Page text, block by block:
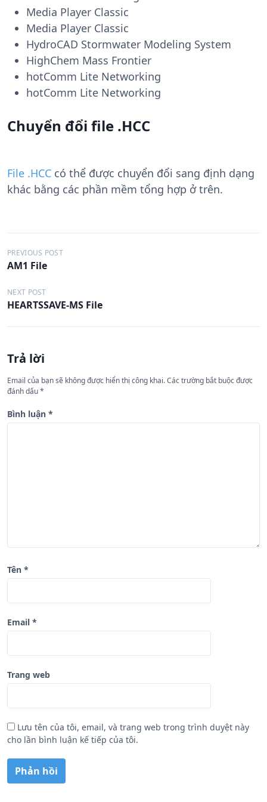
Media Player Classic
Media Player Classic
HydroCAD Stormwater Modeling System
HighChem Mass Frontier
hotComm Lite Networking
hotComm Lite Networking
Chuyển đổi file .HCC
File .HCC có thể được chuyển đổi sang định dạng
khác bằng các phần mềm tổng hợp ở trên.
Đ
i
ề
u
h
ớ
n
g
b
PREVIOUS POST
AM1 File
NEXT POST
HEARTSSAVE-MS File
Trả lời
Email của bạn sẽ không được hiển thị công khai.Các trường bắt buộc được
đánh dấu*
Bình luận *
Tên *
Email *
Trang web
Lưu tên của tôi, email, và trang web trong trình duyệt này
cho lần bình luận kế tiếp của tôi.